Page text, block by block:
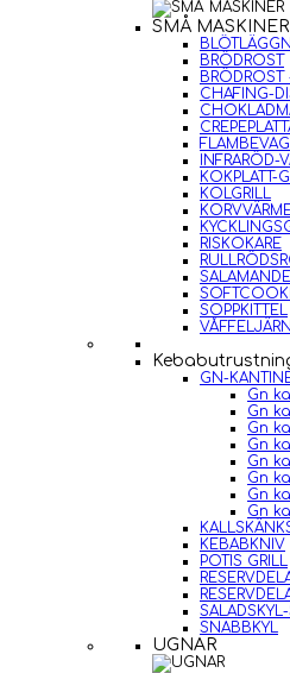
SMÅ MASKINER
BRÖDROST
BRÖDROST
CHAFING-
INFRARÖD-
KOKPLATT-
KOLGRILL
RISKOKARE
SOPPKITTEL
VÅFFELJÄRN
GN-
Gn
Gn
Gn
Gn
Gn
Gn
Gn
Gn
KEBABKNIV
POTIS GRILL
SNABBKYL
UGNAR